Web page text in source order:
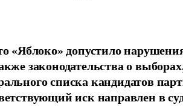
«Яблоко» допустило
законодательства о
списка кандидатов
иск направлен в